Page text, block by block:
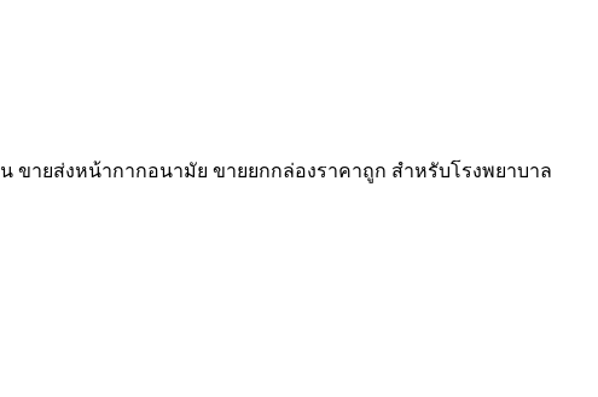
ขายส่งหน้ากากอนามัย ขายยกกล่องราคาถูก สำหรับโรงพยาบาล